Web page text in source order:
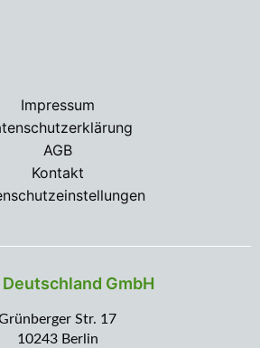
Impressum
AGB
Kontakt
Deutschland GmbH
Str. 17
10243 Berlin